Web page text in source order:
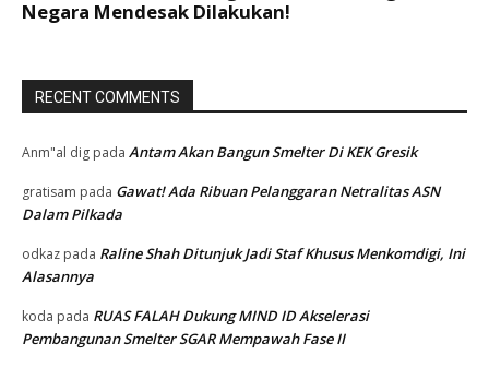
RECENT COMMENTS
Anm"al dig pada Antam Akan Bangun Smelter Di KEK Gresik
gratisam pada Gawat! Ada Ribuan Pelanggaran Netralitas ASN
Dalam Pilkada
odkaz pada Raline Shah Ditunjuk Jadi Staf Khusus Menkomdigi, Ini
Alasannya
koda pada RUAS FALAH Dukung MIND ID Akselerasi
Pembangunan Smelter SGAR Mempawah Fase II